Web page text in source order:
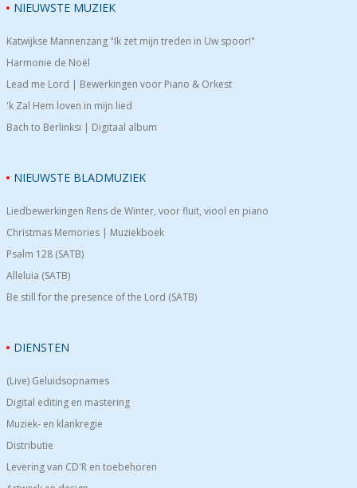
NIEUWSTE MUZIEK
Katwijkse Mannenzang "Ik zet mijn treden in Uw spoor!"
Harmonie de Noël
Lead me Lord | Bewerkingen voor Piano & Orkest
'k Zal Hem loven in mijn lied
Bach to Berlinksi | Digitaal album
NIEUWSTE BLADMUZIEK
Liedbewerkingen Rens de Winter, voor fluit, viool en piano
Christmas Memories | Muziekboek
Psalm 128 (SATB)
Alleluia (SATB)
Be still for the presence of the Lord (SATB)
DIENSTEN
(Live) Geluidsopnames
Digital editing en mastering
Muziek- en klankregie
Distributie
Levering van CD'R en toebehoren